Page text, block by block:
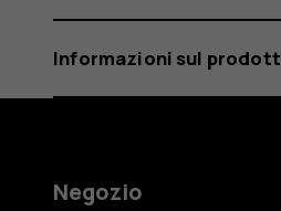
Informazioni sul
Negozio